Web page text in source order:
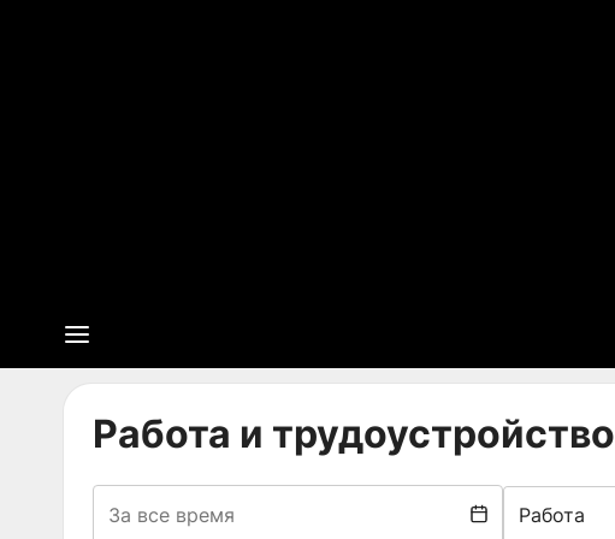
Работа и трудоустройство
Работа